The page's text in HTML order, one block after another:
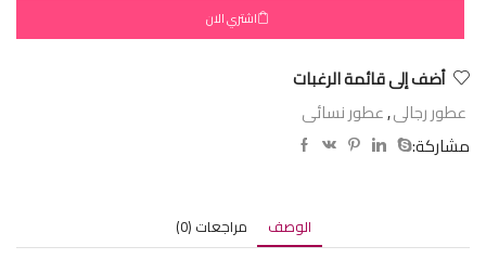
اشتري الان
أضف إلى قائمة الرغبات
عطور رجالى,عطور نسائى
مشاركة:
الوصف مراجعات (0)